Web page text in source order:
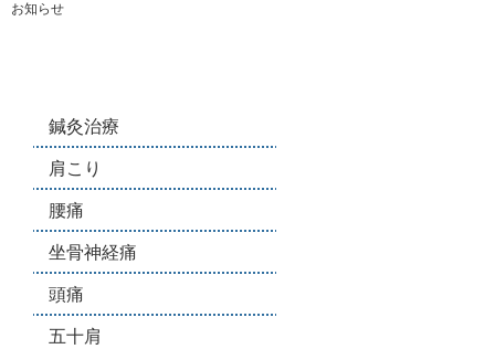
お知らせ
鍼灸治療
肩こり
腰痛
坐骨神経痛
頭痛
五十肩